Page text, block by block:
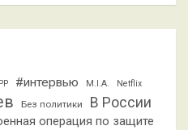
#интервью M.I.A. Netflix
Без политики В России
операция по защите